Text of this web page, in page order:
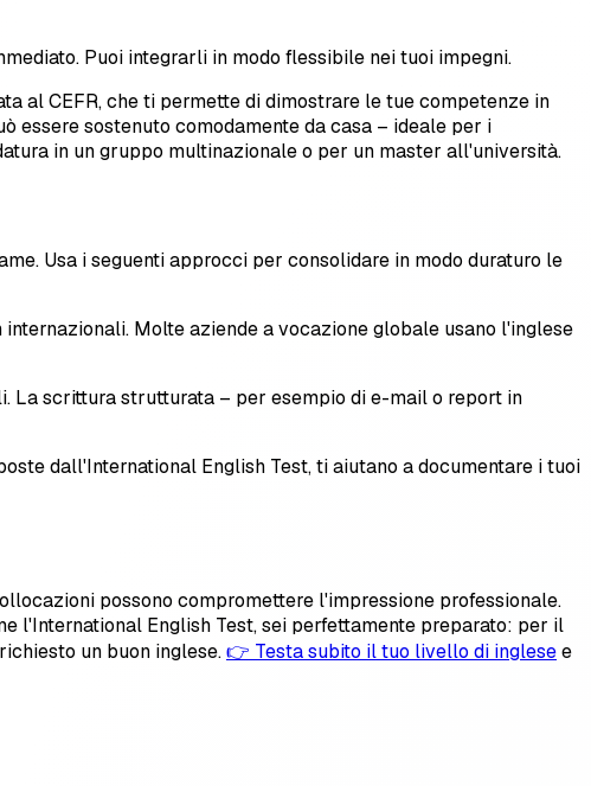
Puoi integrarli in modo flessibile nei tuoi impegni.
al CEFR, che ti permette di dimostrare le tue competenze in
essere sostenuto comodamente da casa – ideale per i
in un gruppo multinazionale o per un master all'università.
Usa i seguenti approcci per consolidare in modo duraturo le
Molte aziende a vocazione globale usano l'inglese
La scrittura strutturata – per esempio di e-mail o report in
dall'International English Test, ti aiutano a documentare i tuoi
possono compromettere l'impressione professionale.
l'International English Test, sei perfettamente preparato: per il
un buon inglese.👉 Testa subito il tuo livello di inglesee